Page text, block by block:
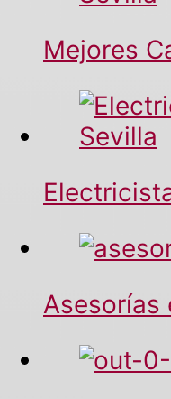
Mejores
Asesorías